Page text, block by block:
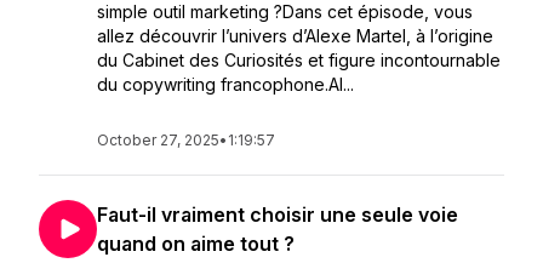
simple outil marketing ?Dans cet épisode, vous
allez découvrir l’univers d’Alexe Martel, à l’origine
du Cabinet des Curiosités et figure incontournable
du copywriting francophone.Al...
October 27, 2025• 1:19:57
Faut-il vraiment choisir une seule voie
quand on aime tout ?